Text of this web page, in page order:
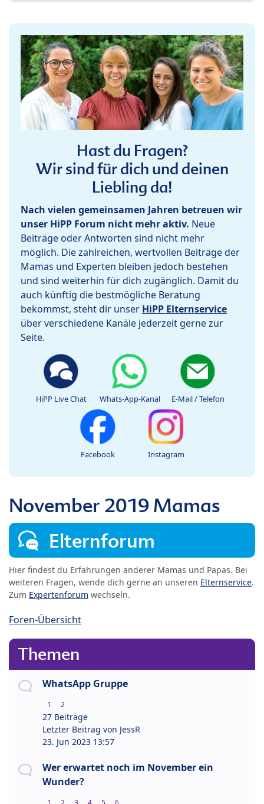
Hast du Fragen?
Wir sind für dich und deinen
Liebling da!
Nach vielen gemeinsamen Jahren betreuen wir
unser HiPP Forum nicht mehr aktiv. Neue
Beiträge oder Antworten sind nicht mehr
möglich. Die zahlreichen, wertvollen Beiträge der
Mamas und Experten bleiben jedoch bestehen
und sind weiterhin für dich zugänglich. Damit du
auch künftig die bestmögliche Beratung
bekommst, steht dir unser HiPP Elternservice
über verschiedene Kanäle jederzeit gerne zur
Seite.
HiPP Live Chat Whats-App-Kanal E-Mail / Telefon
Facebook Instagram
November 2019 Mamas
Elternforum
Hier findest du Erfahrungen anderer Mamas und Papas. Bei
weiteren Fragen, wende dich gerne an unseren Elternservice.
Zum Expertenforum wechseln.
Foren-Übersicht
Themen
WhatsApp Gruppe
1 2
27 Beiträge
Letzter Beitrag von JessR
23. Jun 2023 13:57
Wer erwartet noch im November ein
Wunder?